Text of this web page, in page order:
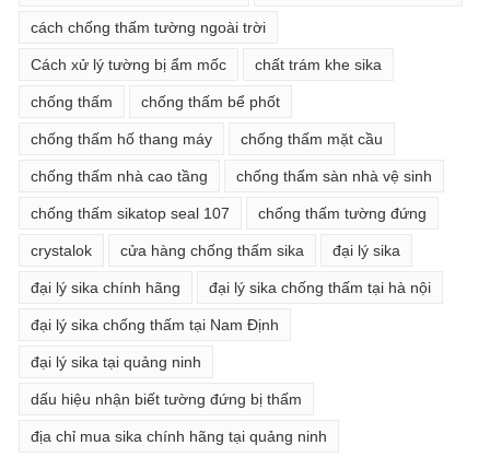
cách chống thấm tường ngoài trời
Cách xử lý tường bị ẩm mốc chất trám khe sika
chống thấm chống thấm bể phốt
chống thấm hố thang máy chống thấm mặt cầu
chống thấm nhà cao tầng chống thấm sàn nhà vệ sinh
chống thấm sikatop seal 107 chống thấm tường đứng
crystalok cửa hàng chống thấm sika đại lý sika
đại lý sika chính hãng đại lý sika chống thấm tại hà nội
đại lý sika chống thấm tại Nam Định
đại lý sika tại quảng ninh
dấu hiệu nhận biết tường đứng bị thấm
địa chỉ mua sika chính hãng tại quảng ninh